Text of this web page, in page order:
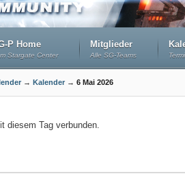
P Home
Stargate Center
Mitglieder
Alle SG-Teams
→ Kalender → 6 Mai 2026
diesem Tag verbunden.